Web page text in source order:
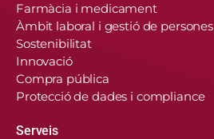
Farmàcia i medicament
Àmbit laboral i gestió de persones
Sostenibilitat
Innovació
Compra pública
Protecció de dades i compliance
Serveis